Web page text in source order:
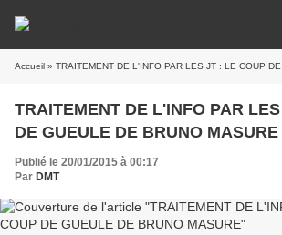
Accueil » TRAITEMENT DE L'INFO PAR LES JT : LE COUP DE
TRAITEMENT DE L'INFO PAR
DE GUEULE DE BRUNO MASURE
Publié le 20/01/2015 à 00:17
Par DMT